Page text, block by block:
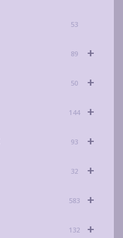
53
+
89
+
50
+
144
+
93
+
32
+
583
+
132